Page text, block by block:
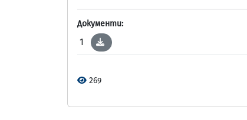
Документи:
1
269